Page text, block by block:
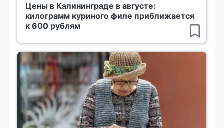
Цены в Калининграде в августе:
килограмм куриного филе приближается
к 600 рублям